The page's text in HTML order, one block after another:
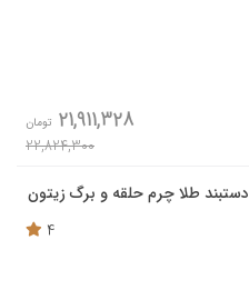
21,911,328 تومان
22,824,300
دستبند طلا چرم حلقه و برگ زیتون
4